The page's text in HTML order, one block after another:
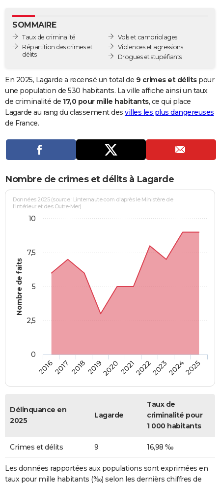
GUIDES D'ACHAT
BONS PLANS
Carte de Noël
Carte Bonne année
Carte Saint-Valentin
Carte Pâques
Carte d'anniversaire
DICTIONNAIRE
Dictionnaire
Biographies
Citations
Expressions
Proverbes
PROGRAMME TV
Se connecter
Entreprises
Service militaire
Avis de recherche
AVIS DE DÉCÈS
Bricolage
Lifestyle
Culture
Sport
Auto
Television
Voyage
Cinema
SOMMAIRE
Taux de criminalité
Répartition des crimes et
délits
Vols et cambriolages
Violences et agressions
Drogues et stupéfiants
En 2025, Lagarde a recensé un total de 9 crimes et délitspour
une population de 530 habitants. La ville affiche ainsi un taux
de criminalité de 17,0 pour mille habitants, ce qui place
Lagarde au rang du classement des villes les plus dangereuses
de France.
Nombre de crimes et délits à Lagarde
Nombre de faits
Données 2025 (source : Linternaute.com d'après le Ministère de
l'Intérieur et des Outre-Mer)
20162017 20182019202020212022202320242025
0
2,5
5
7,5
10
Délinquance en
2025
Lagarde
Taux de
criminalité pour
1 000 habitants
Crimes et délits 9 16,98 ‰
Les données rapportées aux populations sont exprimées en
taux pour mille habitants (‰) selon les dernièrs chiffres de